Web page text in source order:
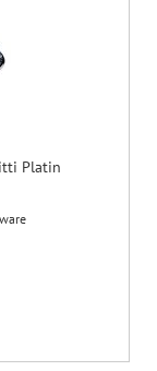
Platin